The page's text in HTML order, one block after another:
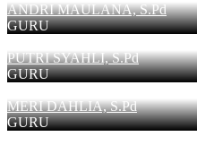
ANDRI MAULANA, S.Pd
GURU
PUTRI SYAHLI, S.Pd
GURU
MERI DAHLIA, S.Pd
GURU